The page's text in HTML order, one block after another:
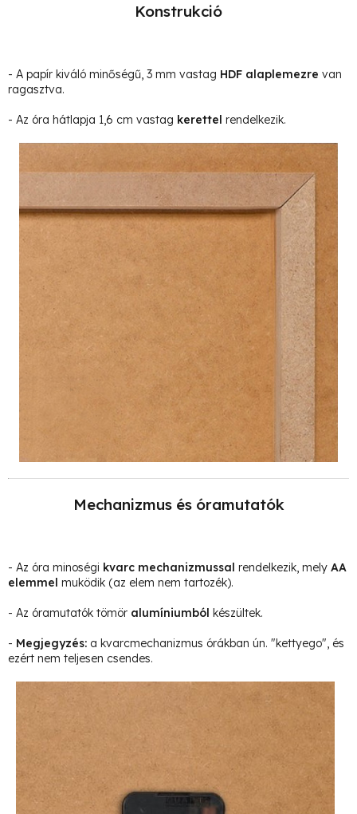
Konstrukció
- A papír kiváló minőségű, 3 mm vastag HDF alaplemezre van
ragasztva.
- Az óra hátlapja 1,6 cm vastag kerettel rendelkezik.
Mechanizmus és óramutatók
- Az óra minoségi kvarc mechanizmussal rendelkezik, mely AA
elemmel muködik (az elem nem tartozék).
- Az óramutatók tömör alumíniumból készültek.
- Megjegyzés: a kvarcmechanizmus órákban ún. "kettyego", és
ezért nem teljesen csendes.